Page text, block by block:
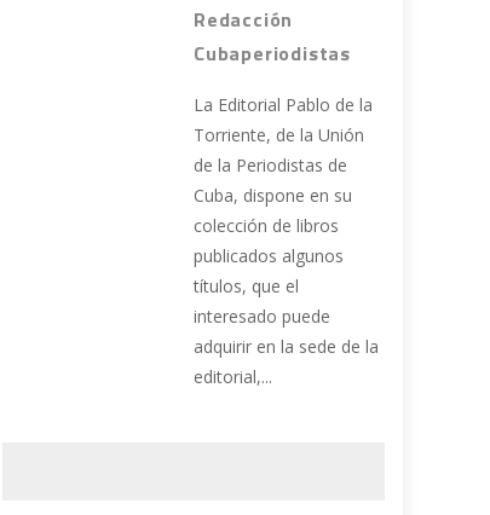
Redacción
Cubaperiodistas
La Editorial Pablo de la
Torriente, de la Unión
de la Periodistas de
Cuba, dispone en su
colección de libros
publicados algunos
títulos, que el
interesado puede
adquirir en la sede de la
editorial,...